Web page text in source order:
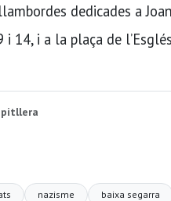
dedicades a
14, i a la plaça de
nazisme baixa segarra